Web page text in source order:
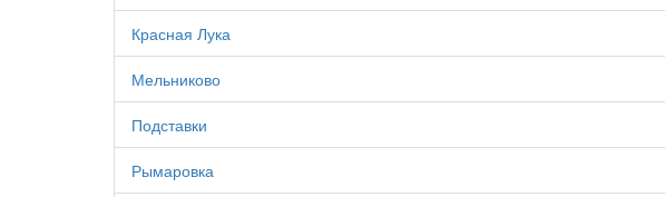
Красная Лука
Мельниково
Подставки
Рымаровка